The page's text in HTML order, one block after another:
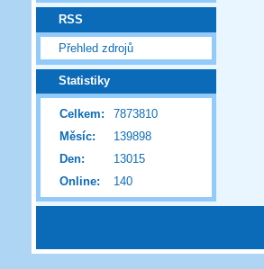
RSS
Přehled zdrojů
Statistiky
Online: 140
Celkem:
7873810
Měsíc:
139898
Den:
13015